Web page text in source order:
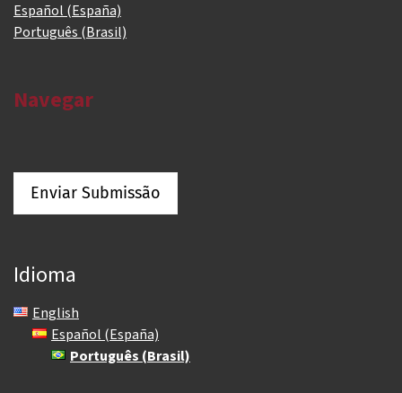
Español (España)
Português (Brasil)
Navegar
Enviar Submissão
Idioma
English
Español (España)
Português (Brasil)